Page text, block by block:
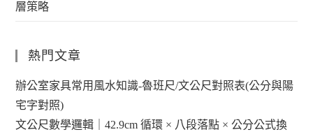
層策略
熱門文章
辦公室家具常用風水知識-魯班尺/文公尺對照表(公分與陽
宅字對照)
文公尺數學邏輯｜42.9cm 循環 × 八段落點 × 公分公式換